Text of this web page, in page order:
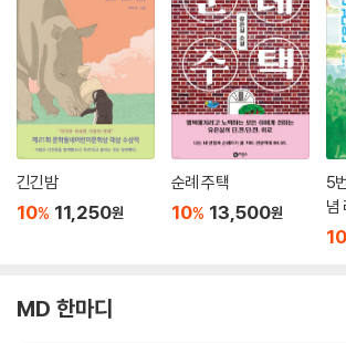
긴긴밤
10% 11,250원
순례 주택
10% 13,500원
5
념
10
MD 한마디